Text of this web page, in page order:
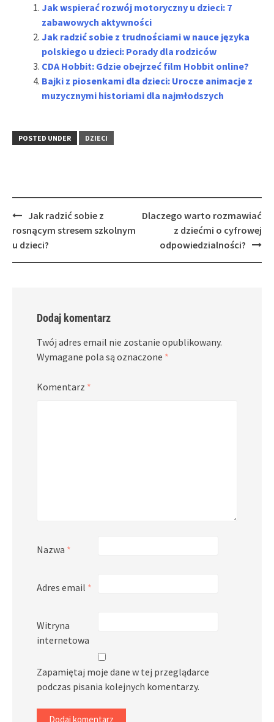
Jak wspierać rozwój motoryczny u dzieci: 7
zabawowych aktywności
Jak radzić sobie z trudnościami w nauce języka
polskiego u dzieci: Porady dla rodziców
CDA Hobbit: Gdzie obejrzeć film Hobbit online?
Bajki z piosenkami dla dzieci: Urocze animacje z
muzycznymi historiami dla najmłodszych
POSTED UNDER DZIECI
Post
navigation
Jak radzić sobie z
rosnącym stresem szkolnym
u dzieci?
Dlaczego warto rozmawiać
z dziećmi o cyfrowej
odpowiedzialności?
Dodaj komentarz
Twój adres email nie zostanie opublikowany.
Wymagane pola są oznaczone *
Komentarz *
Nazwa *
Adres email *
Witryna
internetowa
Zapamiętaj moje dane w tej przeglądarce
podczas pisania kolejnych komentarzy.